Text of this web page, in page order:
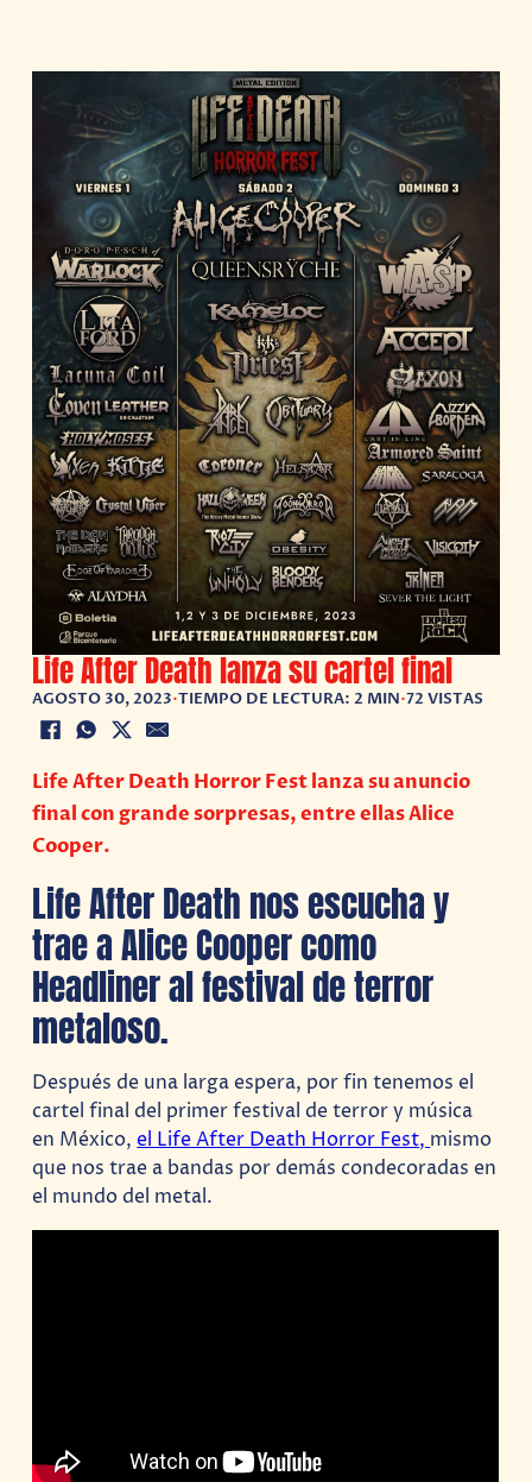
Life After Death lanza su cartel final
AGOSTO 30, 2023•TIEMPO DE LECTURA: 2 MIN•72 VISTAS
Life After Death Horror Fest lanza su anuncio
final con grande sorpresas, entre ellas Alice
Cooper.
Life After Death nos escucha y
trae a Alice Cooper como
Headliner al festival de terror
metaloso.
Después de una larga espera, por fin tenemos el
cartel final del primer festival de terror y música
en México,el Life After Death Horror Fest, mismo
que nos trae a bandas por demás condecoradas en
el mundo del metal.